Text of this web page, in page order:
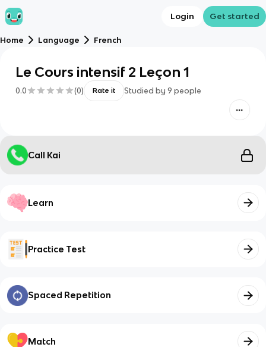
Login Get started
Home Language French
Le Cours intensif 2 Leçon 1
0.0 (0) Rate it Studied by 9 people
Call Kai
Learn
Practice Test
Spaced Repetition
Match